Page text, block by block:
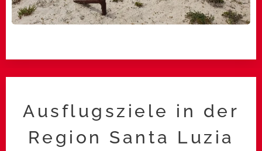
Ausflugsziele in der
Region Santa Luzia